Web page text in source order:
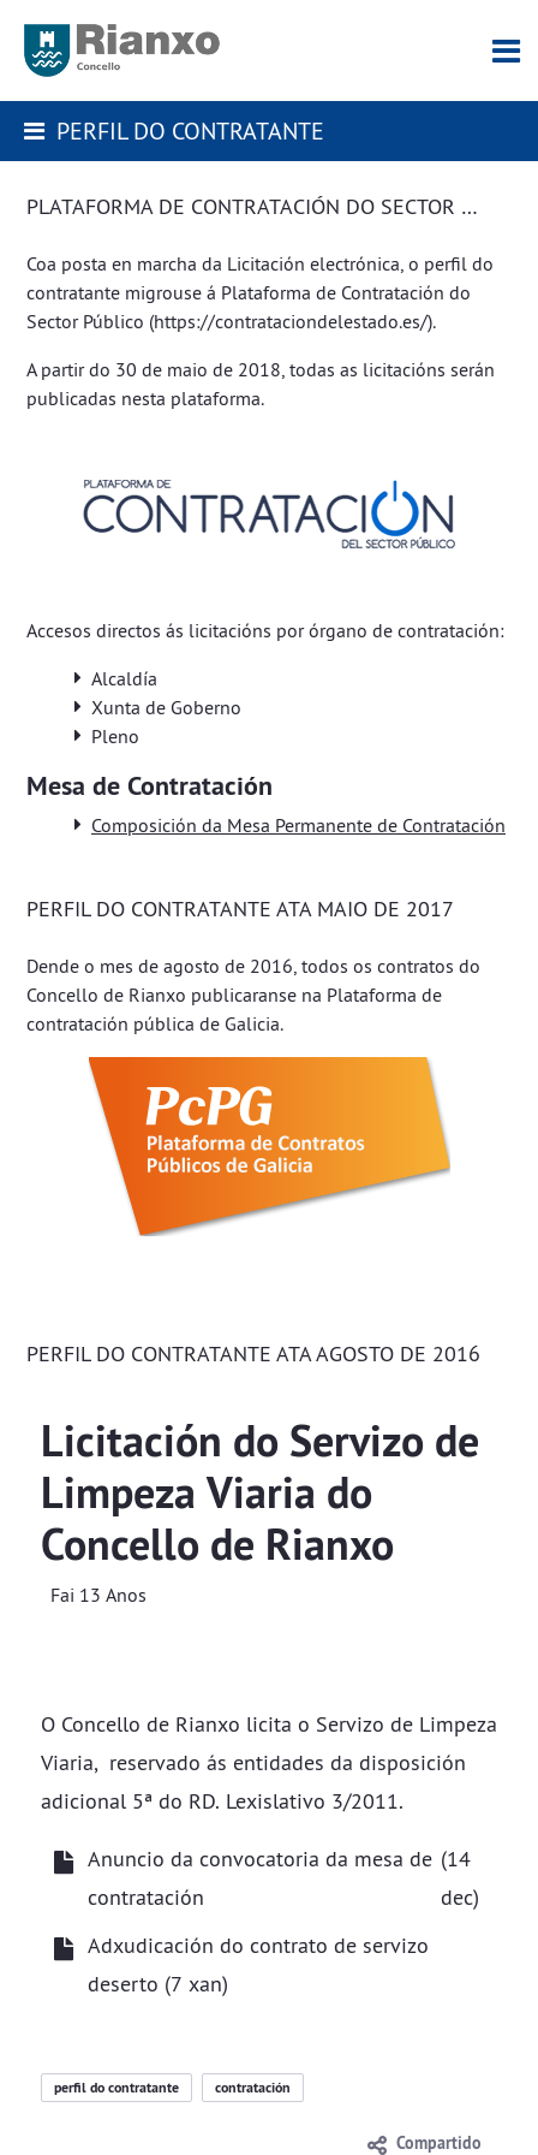
PERFIL DO CONTRATANTE
PLATAFORMA DE CONTRATACIÓN DO SECTOR PÚBLICO
Coa posta en marcha da Licitación electrónica, o perfil do
contratante migrouse á Plataforma de Contratación do
Sector Público (https://contrataciondelestado.es/).
A partir do 30 de maio de 2018, todas as licitacións serán
publicadas nesta plataforma.
Accesos directos ás licitacións por órgano de contratación:
Alcaldía
Xunta de Goberno
Pleno
Mesa de Contratación
Composición da Mesa Permanente de Contratación
PERFIL DO CONTRATANTE ATA MAIO DE 2017
Dende o mes de agosto de 2016, todos os contratos do
Concello de Rianxo publicaranse na Plataforma de
contratación pública de Galicia.
PERFIL DO CONTRATANTE ATA AGOSTO DE 2016
Licitación do Servizo de
Limpeza Viaria do
Concello de Rianxo
Fai 13 Anos
O Concello de Rianxo licita o Servizo de Limpeza
Viaria, reservado ás entidades da disposición
adicional 5ª do RD. Lexislativo 3/2011.
Anuncio da convocatoria da mesa de
contratación
(14
dec)
Adxudicación do contrato de servizo
deserto (7 xan)
perfil do contratante contratación
Compartido